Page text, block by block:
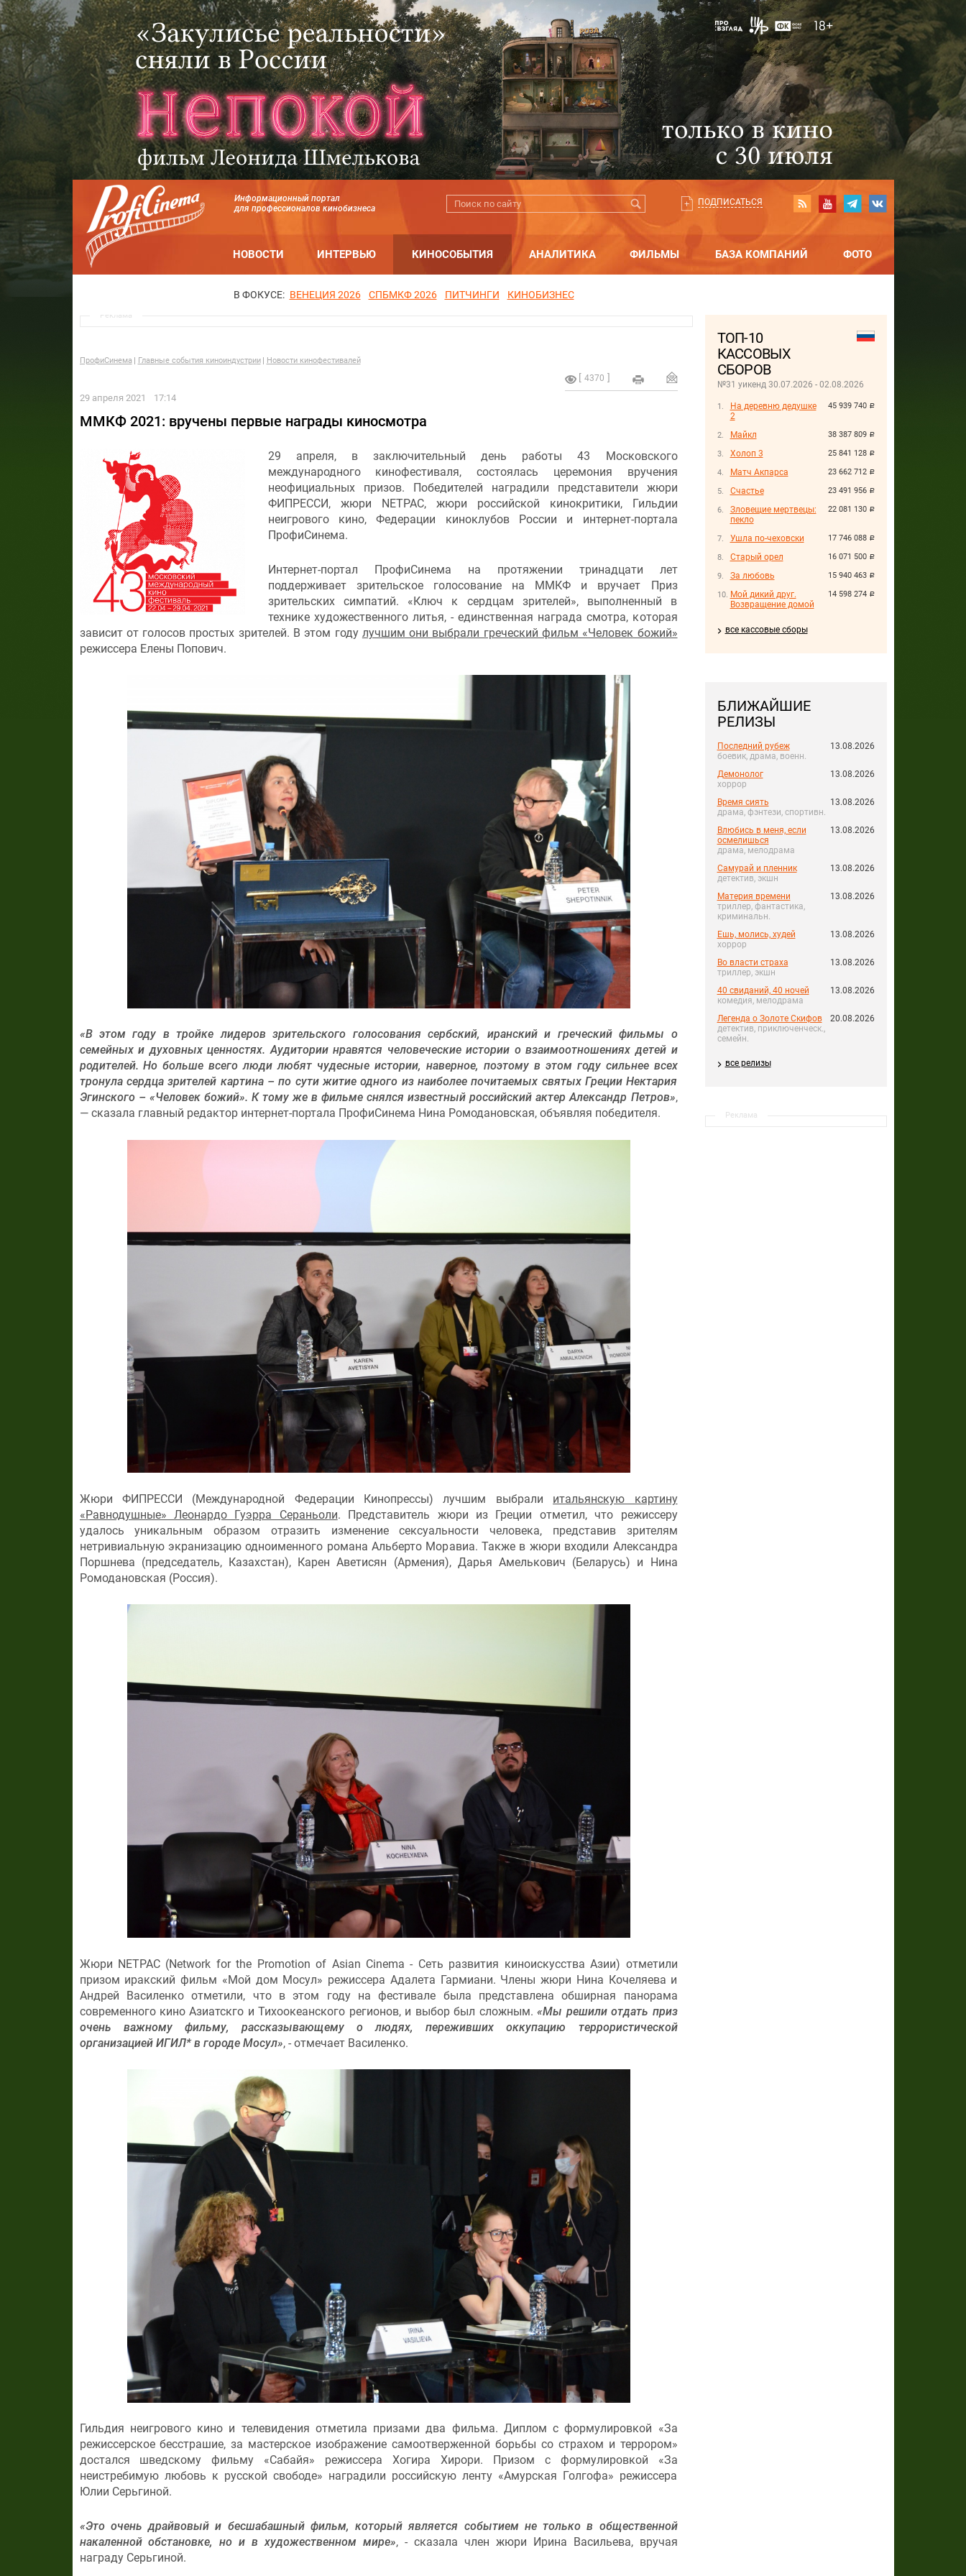
Информационный портал
для профессионалов кинобизнеса
ПОДПИСАТЬСЯ
НОВОСТИ ИНТЕРВЬЮ КИНОСОБЫТИЯ АНАЛИТИКА ФИЛЬМЫ БАЗА КОМПАНИЙ ФОТО
В ФОКУСЕ: ВЕНЕЦИЯ 2026 СПБМКФ 2026 ПИТЧИНГИ КИНОБИЗНЕС
ТОП-10
КАССОВЫХ
СБОРОВ
№31 уикенд 30.07.2026 - 02.08.2026
45 939 740 руб.
На деревню дедушке
2
38 387 809 руб.
Майкл
25 841 128 руб.
Холоп 3
23 662 712 руб.
Матч Акпарса
23 491 956 руб.
Счастье
22 081 130 руб.
Зловещие мертвецы:
пекло
17 746 088 руб.
Ушла по-чеховски
16 071 500 руб.
Старый орел
15 940 463 руб.
За любовь
14 598 274 руб.
Мой дикий друг.
Возвращение домой
все кассовые сборы
БЛИЖАЙШИЕ
РЕЛИЗЫ
Последний рубеж
боевик, драма, военн.
13.08.2026
Демонолог
хоррор
13.08.2026
Время сиять
драма, фэнтези, спортивн.
13.08.2026
Влюбись в меня, если
осмелишься
драма, мелодрама
13.08.2026
Самурай и пленник
детектив, экшн
13.08.2026
Материя времени
триллер, фантастика,
криминальн.
13.08.2026
Ешь, молись, худей
хоррор
13.08.2026
Во власти страха
триллер, экшн
13.08.2026
40 свиданий, 40 ночей
комедия, мелодрама
13.08.2026
Легенда о Золоте Скифов
детектив, приключенческ.,
семейн.
20.08.2026
все релизы
Реклама
Реклама
ПрофиСинема Главные события киноиндустрии Новости кинофестивалей
4370
29 апреля 2021 17:14
ММКФ 2021: вручены первые награды киносмотра
29 апреля, в заключительный день работы 43 Московского
международного кинофестиваля, состоялась церемония вручения
неофициальных призов. Победителей наградили представители жюри
ФИПРЕССИ, жюри NETPAC, жюри российской кинокритики, Гильдии
неигрового кино, Федерации киноклубов России и интернет-портала
ПрофиСинема.
Интернет-портал ПрофиСинема на протяжении тринадцати лет
поддерживает зрительское голосование на ММКФ и вручает Приз
зрительских симпатий. «Ключ к сердцам зрителей», выполненный в
технике художественного литья, - единственная награда смотра, которая
зависит от голосов простых зрителей. В этом году лучшим они выбрали греческий фильм «Человек божий»
режиссера Елены Попович.
«В этом году в тройке лидеров зрительского голосования сербский, иранский и греческий фильмы о
семейных и духовных ценностях. Аудитории нравятся человеческие истории о взаимоотношениях детей и
родителей. Но больше всего люди любят чудесные истории, наверное, поэтому в этом году сильнее всех
тронула сердца зрителей картина – по сути житие одного из наиболее почитаемых святых Греции Нектария
Эгинского – «Человек божий». К тому же в фильме снялся известный российский актер Александр Петров»,
— сказала главный редактор интернет-портала ПрофиСинема Нина Ромодановская, объявляя победителя.
Жюри ФИПРЕССИ (Международной Федерации Кинопрессы) лучшим выбрали итальянскую картину
«Равнодушные» Леонардо Гуэрра Сераньоли. Представитель жюри из Греции отметил, что режиссеру
удалось уникальным образом отразить изменение сексуальности человека, представив зрителям
нетривиальную экранизацию одноименного романа Альберто Моравиа. Также в жюри входили Александра
Поршнева (председатель, Казахстан), Карен Аветисян (Армения), Дарья Амелькович (Беларусь) и Нина
Ромодановская (Россия).
Жюри NETPAC (Network for the Promotion of Asian Cinema - Сеть развития киноискусства Азии) отметили
призом иракский фильм «Мой дом Мосул» режиссера Адалета Гармиани. Члены жюри Нина Кочеляева и
Андрей Василенко отметили, что в этом году на фестивале была представлена обширная панорама
современного кино Азиатскго и Тихоокеанского регионов, и выбор был сложным.«Мы решили отдать приз
очень важному фильму, рассказывающему о людях, переживших оккупацию террористической
организацией ИГИЛ* в городе Мосул», - отмечает Василенко.
Гильдия неигрового кино и телевидения отметила призами два фильма. Диплом с формулировкой «За
режиссерское бесстрашие, за мастерское изображение самоотверженной борьбы со страхом и террором»
достался шведскому фильму «Сабайя» режиссера Хогира Хирори. Призом с формулировкой «За
неистребимую любовь к русской свободе» наградили российскую ленту «Амурская Голгофа» режиссера
Юлии Серьгиной.
«Это очень драйвовый и бесшабашный фильм, который является событием не только в общественной
накаленной обстановке, но и в художественном мире», - сказала член жюри Ирина Васильева, вручая
награду Серьгиной.